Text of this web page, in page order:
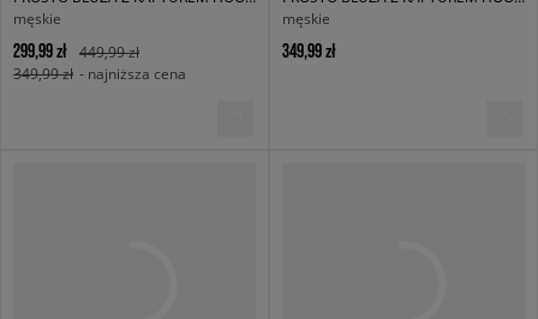
męskie
299,99 zł
449,99 zł
349,99 zł - najniższa cena
męskie
349,99 zł